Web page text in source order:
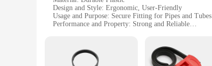
Design and Style: Ergonomic, User-Friendly
Usage and Purpose: Secure Fitting for Pipes and Tubes
Performance and Property: Strong and Reliable
Features: